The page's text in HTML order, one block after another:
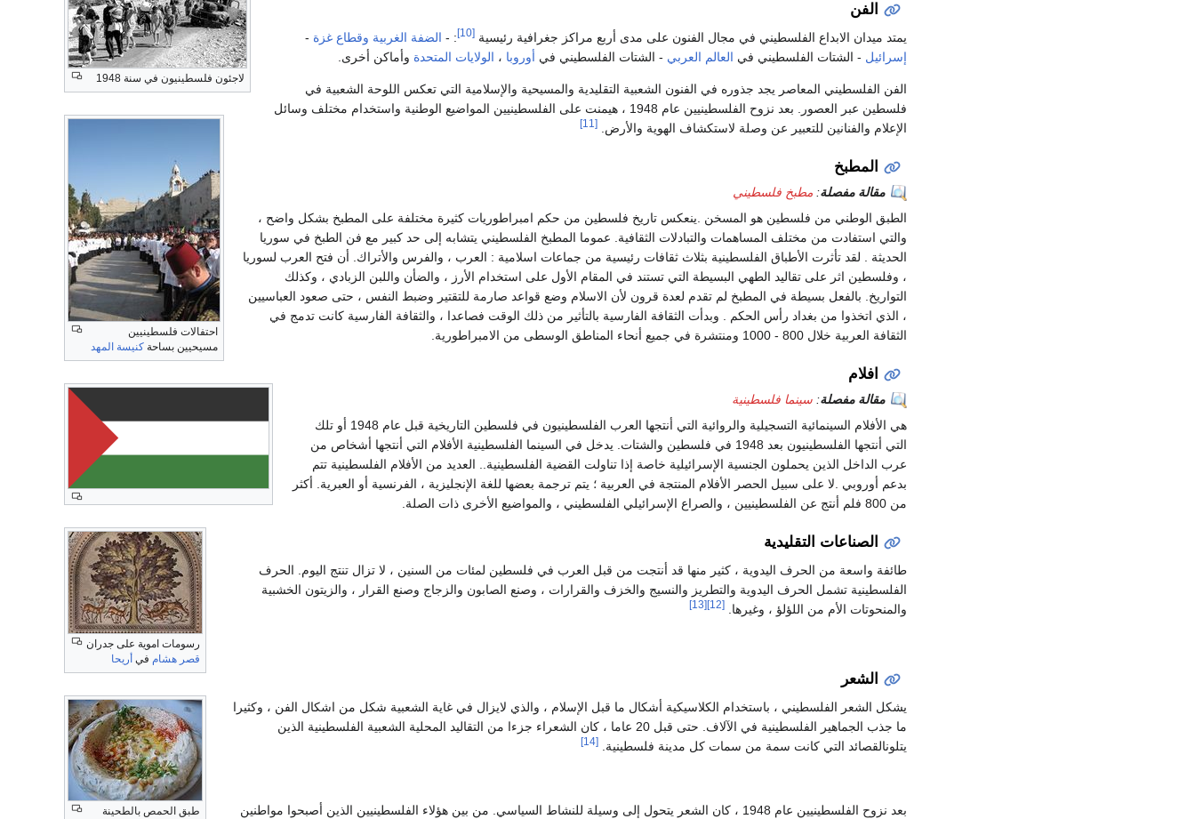
لاجئون فلسطينيون في سنة 1948
احتفالات فلسطينيين
مسيحيين بساحة كنيسة المهد
الفن
رسومات اموية على جدران
قصر هشام في أريحا
يمتد ميدان الابداع الفلسطيني في مجال الفنون على مدى أربع مراكز جغرافية رئيسية [10]
: - الضفة الغربية وقطاع غزة -
إسرائيل - الشتات الفلسطيني في العالم العربي - الشتات الفلسطيني في أوروبا ، الولايات المتحدة وأماكن أخرى.
الفن الفلسطيني المعاصر يجد جذوره في الفنون الشعبية التقليدية والمسيحية والإسلامية التي تعكس اللوحة الشعبية في
فلسطين عبر العصور. بعد نزوح الفلسطينيين عام 1948 ، هيمنت على الفلسطينيين المواضيع الوطنية واستخدام مختلف وسائل
الإعلام والفنانين للتعبير عن وصلة لاستكشاف الهوية والأرض. [11]
المطبخ
طبق الحمص بالطحينة
مقالة مفصلة: مطبخ فلسطيني
الطبق الوطني من فلسطين هو المسخن .ينعكس تاريخ فلسطين من حكم امبراطوريات كثيرة مختلفة على المطبخ بشكل واضح ،
والتي استفادت من مختلف المساهمات والتبادلات الثقافية. عموما المطبخ الفلسطيني يتشابه إلى حد كبير مع فن الطبخ في سوريا
الحديثة . لقد تأثرت الأطباق الفلسطينية بثلاث ثقافات رئيسية من جماعات اسلامية : العرب ، والفرس والأتراك. أن فتح العرب لسوريا
، وفلسطين اثر على تقاليد الطهي البسيطة التي تستند في المقام الأول على استخدام الأرز ، والضأن واللبن الزبادي ، وكذلك
التواريخ. بالفعل بسيطة في المطبخ لم تقدم لعدة قرون لأن الاسلام وضع قواعد صارمة للتقتير وضبط النفس ، حتى صعود العباسيين
، الذي اتخذوا من بغداد رأس الحكم . وبدأت الثقافة الفارسية بالتأثير من ذلك الوقت فصاعدا ، والثقافة الفارسية كانت تدمج في
الثقافة العربية خلال 800 - 1000 ومنتشرة في جميع أنحاء المناطق الوسطى من الامبراطورية.
افلام
مقالة مفصلة: سينما فلسطينية
هي الأفلام السينمائية التسجيلية والروائية التي أنتجها العرب الفلسطينيون في فلسطين التاريخية قبل عام 1948 أو تلك
التي أنتجها الفلسطينيون بعد 1948 في فلسطين والشتات. يدخل في السينما الفلسطينية الأفلام التي أنتجها أشخاص من
عرب الداخل الذين يحملون الجنسية الإسرائيلية خاصة إذا تناولت القضية الفلسطينية.. العديد من الأفلام الفلسطينية تتم
بدعم أوروبي .لا على سبيل الحصر الأفلام المنتجة في العربية ؛ يتم ترجمة بعضها للغة الإنجليزية ، الفرنسية أو العبرية. أكثر
من 800 فلم أنتج عن الفلسطينيين ، والصراع الإسرائيلي الفلسطيني ، والمواضيع الأخرى ذات الصلة.
الصناعات التقليدية
طائفة واسعة من الحرف اليدوية ، كثير منها قد أنتجت من قبل العرب في فلسطين لمئات من السنين ، لا تزال تنتج اليوم. الحرف
الفلسطينية تشمل الحرف اليدوية والتطريز والنسيج والخزف والقرارات ، وصنع الصابون والزجاج وصنع القرار ، والزيتون الخشبية
والمنحوتات الأم من اللؤلؤ ، وغيرها.
[12]
[13]
الشعر
يشكل الشعر الفلسطيني ، باستخدام الكلاسيكية أشكال ما قبل الإسلام ، والذي لايزال في غاية الشعبية شكل من اشكال الفن ، وكثيرا
ما جذب الجماهير الفلسطينية في الآلاف. حتى قبل 20 عاما ، كان الشعراء جزءا من التقاليد المحلية الشعبية الفلسطينية الذين
يتلونالقصائد التي كانت سمة من سمات كل مدينة فلسطينية.
[14]
بعد نزوح الفلسطينيين عام 1948 ، كان الشعر يتحول إلى وسيلة للنشاط السياسي. من بين هؤلاء الفلسطينيين الذين أصبحوا مواطنين